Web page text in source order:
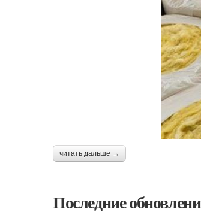
читать дальше →
Последние